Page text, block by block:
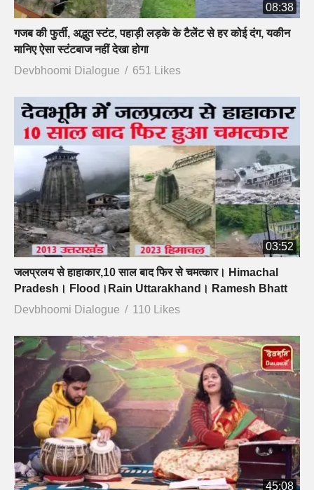
08:38
गजब की फुर्ती, अद्भुत स्टंट, पहाड़ी लड़के के टैलेंट से हर कोई दंग, यकीन
मानिए ऐसा स्टंटबाज नहीं देखा होगा
Devbhoomi Dialogue
651 Likes
03:52
जलप्रलय से हाहाकार,10 साल बाद फिर से चमत्कार। Himachal
Pradesh। Flood।Rain Uttarakhand। Ramesh Bhatt
Devbhoomi Dialogue
110 Likes
45:08